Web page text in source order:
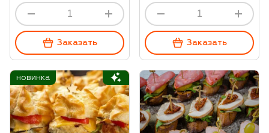
Заказать Заказать
новинка